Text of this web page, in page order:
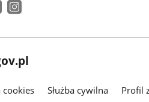
cookies Służba cywilna Profil